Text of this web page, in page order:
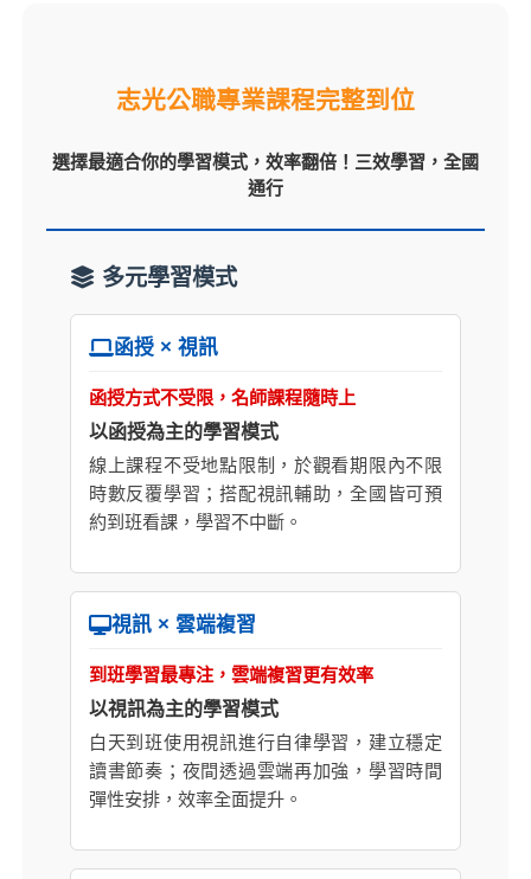
志光公職專業課程完整到位
選擇最適合你的學習模式，效率翻倍！三效學習，全國
通行
多元學習模式
函授 × 視訊
函授方式不受限，名師課程隨時上
以函授為主的學習模式
線上課程不受地點限制，於觀看期限內不限
時數反覆學習；搭配視訊輔助，全國皆可預
約到班看課，學習不中斷。
視訊 × 雲端複習
到班學習最專注，雲端複習更有效率
以視訊為主的學習模式
白天到班使用視訊進行自律學習，建立穩定
讀書節奏；夜間透過雲端再加強，學習時間
彈性安排，效率全面提升。